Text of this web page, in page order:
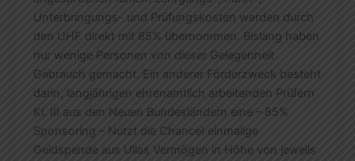
Unterbringungs- und Prüfungskosten werden durch
den UHF direkt mit 85% übernommen. Bislang haben
nur wenige Personen von dieser Gelegenheit
Gebrauch gemacht. Ein anderer Förderzweck besteht
darin, langjährigen ehrenamtlich arbeitenden Prüfern
Kl. III aus den Neuen Bundesländern eine – 85%
Sponsoring – Nutzt die Chance! einmalige
Geldspende aus Ullas Vermögen in Höhe von jeweils